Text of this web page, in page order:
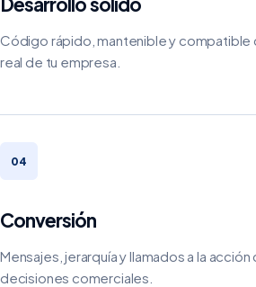
Código rápido, mantenible y compatible
real de tu empresa.
04
Conversión
Mensajes, jerarquía y llamados a la
decisiones comerciales.